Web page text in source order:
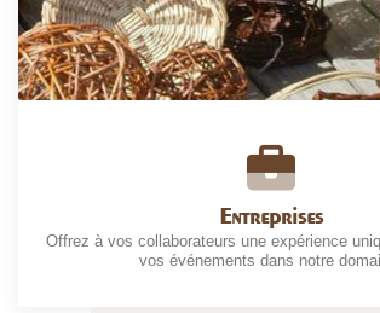
Entreprises
Offrez à vos collaborateurs une expérience
vos événements dans notre